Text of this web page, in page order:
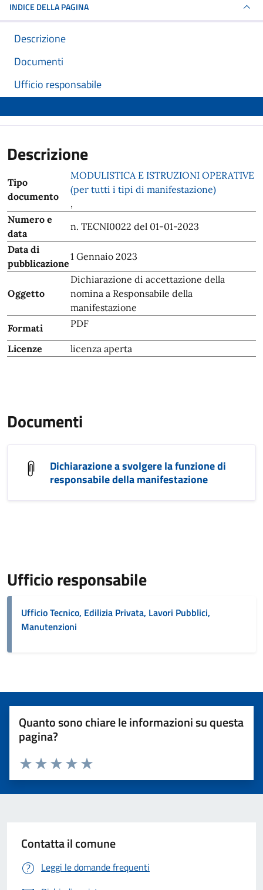
INDICE DELLA PAGINA
Descrizione
Documenti
Ufficio responsabile
Descrizione
Tipo
documento
MODULISTICA E ISTRUZIONI OPERATIVE
(per tutti i tipi di manifestazione)
,
Numero e
data
n. TECNI0022 del 01-01-2023
Data di
pubblicazione
1 Gennaio 2023
Oggetto
Dichiarazione di accettazione della
nomina a Responsabile della
manifestazione
Formati
PDF
Licenze licenza aperta
Documenti
Dichiarazione a svolgere la funzione di
responsabile della manifestazione
Ufficio responsabile
Ufficio Tecnico, Edilizia Privata, Lavori Pubblici,
Manutenzioni
Quanto sono chiare le informazioni su questa
pagina?
Valuta 5 stelle su 5
Valuta 4 stelle su 5
Valuta 3 stelle su 5
Valuta 2 stelle su 5
Valuta 1 stelle su 5
Contatta il comune
Leggi le domande frequenti